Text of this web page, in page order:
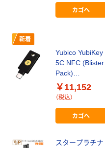
1個（直送品）
カゴへ
新着
Yubico YubiKey
5C NFC (Blister
Pack)
5060408462331
.B 1個（直送品）
￥11,152
（税込）
カゴへ
スタープラチナ